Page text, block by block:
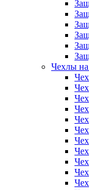
Чехлы